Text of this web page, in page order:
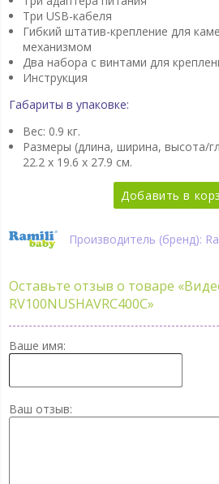
Три USB-кабеля
Гибкий штатив-крепление для
механизмом
Два набора с винтами для
Инструкция
Габариты в упаковке:
Вес: 0.9 кг.
Размеры (длина, ширина, высота/
22.2 x 19.6 x 27.9 см.
Добавить в
Производитель (бренд):
Оставьте отзыв о товаре
RV100NUSHAVRC400C»
Ваше имя:
Ваш отзыв: